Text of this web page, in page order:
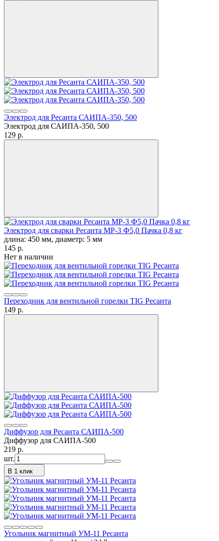
Электрод для Ресанта САИПА-350, 500
Электрод для САИПА-350, 500
129 p.
Электрод для сварки Ресанта МР-3 Ф5,0 Пачка 0,8 кг
длина: 450 мм, диаметр: 5 мм
145 p.
Нет в наличии
Переходник для вентильной горелки TIG Ресанта
149 p.
Диффузор для Ресанта САИПА-500
Диффузор для САИПА-500
219 p.
шт.
В 1 клик
Угольник магнитный УМ-11 Ресанта